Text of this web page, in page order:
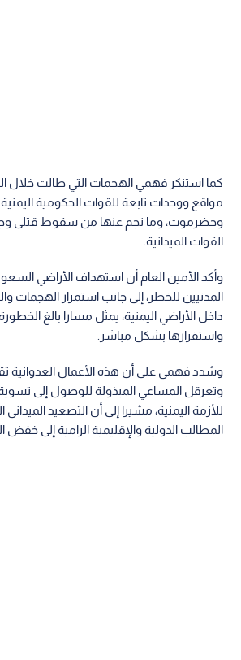
كما استنكر فهمي الهجمات التي طالت خلال
مواقع ووحدات تابعة للقوات الحكومية
وحضرموت، وما نجم عنها من سقوط قتلى
القوات الميدانية.
وأكد الأمين العام أن استهداف الأراضي
المدنيين للخطر، إلى جانب استمرار الهجمات
داخل الأراضي اليمنية، يمثل مسارا بالغ
واستقرارها بشكل مباشر.
وشدد فهمي على أن هذه الأعمال
وتعرقل المساعي المبذولة للوصول إلى
للأزمة اليمنية، مشيرا إلى أن التصعيد الميداني
المطالب الدولية والإقليمية الرامية إلى خفض